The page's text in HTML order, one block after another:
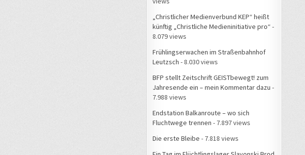
„Christlicher Medienverbund KEP“ heißt
künftig „Christliche Medieninitiative pro“ -
8.079 views
Frühlingserwachen im Straßenbahnhof
Leutzsch - 8.030 views
BFP stellt Zeitschrift GEISTbewegt! zum
Jahresende ein – mein Kommentar dazu -
7.988 views
Endstation Balkanroute – wo sich
Fluchtwege trennen - 7.897 views
Die erste Bleibe - 7.818 views